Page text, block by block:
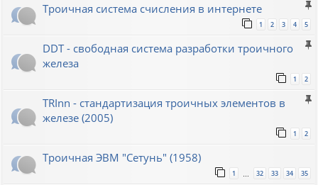
Троичная система счисления в интернете
1 2 3 4 5
DDT - свободная система разработки троичного
железа
1 2
TRInn - стандартизация троичных элементов в
железе (2005)
1 2
Троичная ЭВМ "Сетунь" (1958)
1 … 32 33 34 35